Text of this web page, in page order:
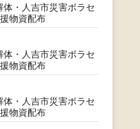
・人吉市災害ボラセ
物資配布
・人吉市災害ボラセ
物資配布
・人吉市災害ボラセ
物資配布